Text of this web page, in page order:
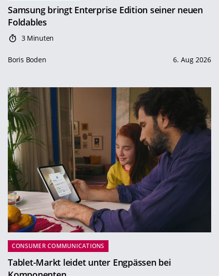
Samsung bringt Enterprise Edition seiner neuen
Foldables
3 Minuten
Boris Boden 6. Aug 2026
CONSUMER COMMUNICATIONS
Tablet-Markt leidet unter Engpässen bei